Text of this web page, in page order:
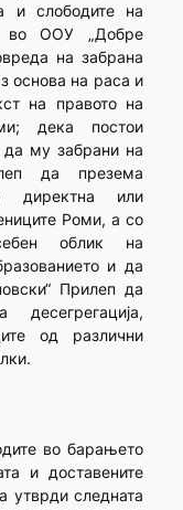
и слободите на
во ООУ „Добре
на забрана
основа на раса и
на правото на
дека постои
да му забрани на
да презема
директна или
Роми, а со
облик на
и да
Прилеп да
од различни
во барањето
и доставените
утврди следната